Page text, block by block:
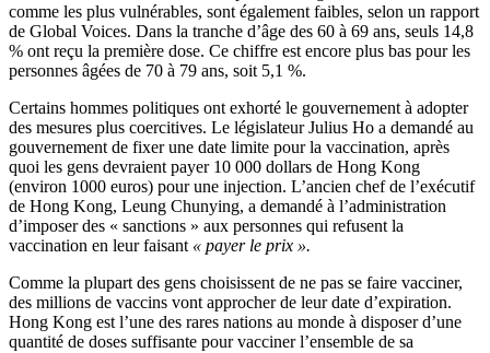
comme les plus vulnérables, sont également faibles, selon un rapport
de Global Voices. Dans la tranche d’âge des 60 à 69 ans, seuls 14,8
% ont reçu la première dose. Ce chiffre est encore plus bas pour les
personnes âgées de 70 à 79 ans, soit 5,1 %.
Certains hommes politiques ont exhorté le gouvernement à adopter
des mesures plus coercitives. Le législateur Julius Ho a demandé au
gouvernement de fixer une date limite pour la vaccination, après
quoi les gens devraient payer 10 000 dollars de Hong Kong
(environ 1000 euros) pour une injection. L’ancien chef de l’exécutif
de Hong Kong, Leung Chunying, a demandé à l’administration
d’imposer des « sanctions » aux personnes qui refusent la
vaccination en leur faisant « payer le prix ».
Comme la plupart des gens choisissent de ne pas se faire vacciner,
des millions de vaccins vont approcher de leur date d’expiration.
Hong Kong est l’une des rares nations au monde à disposer d’une
quantité de doses suffisante pour vacciner l’ensemble de sa